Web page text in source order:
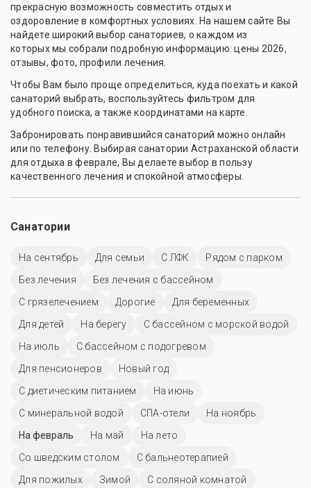
прекрасную возможность совместить отдых и
оздоровление в комфортных условиях. На нашем сайте Вы
найдете широкий выбор санаториев, о каждом из
которых мы собрали подробную информацию: цены 2026,
отзывы, фото, профили лечения.
Чтобы Вам было проще определиться, куда поехать и какой
санаторий выбрать, воспользуйтесь фильтром для
удобного поиска, а также координатами на карте.
Забронировать понравившийся санаторий можно онлайн
или по телефону. Выбирая санатории Астраханской области
для отдыха в феврале, Вы делаете выбор в пользу
качественного лечения и спокойной атмосферы.
Санатории
На сентябрь Для семьи С ЛФК
Рядом с парком
Без лечения
Без лечения с бассейном
С грязелечением
Дорогие
Для беременных
Для детей
На берегу
С бассейном с морской водой
На июль
С бассейном с подогревом
Для пенсионеров
Новый год
С диетическим питанием
На июнь
С минеральной водой
СПА-отели
На ноябрь
На февраль
На май
На лето
Со шведским столом
С бальнеотерапией
Для пожилых
Зимой С соляной комнатой